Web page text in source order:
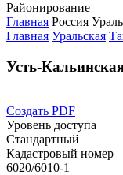
Районирование
Главная Россия
Главная Уральская
Усть-
Создать PDF
Уровень доступа
Стандартный
Кадастровый номер
6020/6010-1